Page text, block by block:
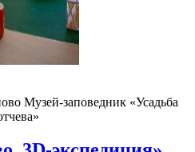
Музей-заповедник «Усадьба